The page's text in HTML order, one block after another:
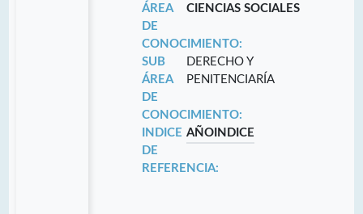
ÁREA
DE
CONOCIMIENTO:
CIENCIAS SOCIALES
SUB
ÁREA
DE
CONOCIMIENTO:
DERECHO Y
PENITENCIARÍA
INDICE
DE
REFERENCIA:
AÑO INDICE